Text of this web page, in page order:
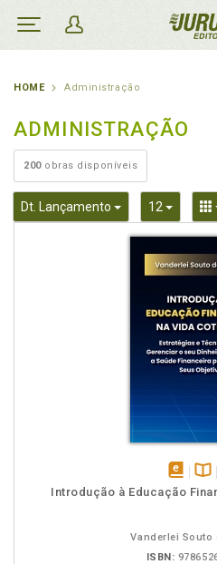
HOME Administração
ADMINISTRAÇÃO
200obras disponíveis
Dt. Lançamento Toggle
12 Toggle
Introdução à Educação
Vanderlei Souto
ISBN: